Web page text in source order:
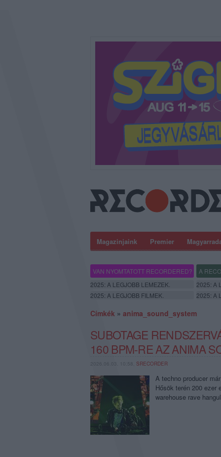
Magazinjaink Premier
VAN NYOMTATOTT RECORDERED? A
2025: A LEGJOBB LEMEZEK.
2025: A
2025: A LEGJOBB FILMEK.
2025: A
Címkék » anima_sound_system
SUBOTAGE
160 BPM-RE AZ ANIMA
2026.06.03. 10:58, SRECORDER
A techno producer
Hősök terén 200 ezer
warehouse rave